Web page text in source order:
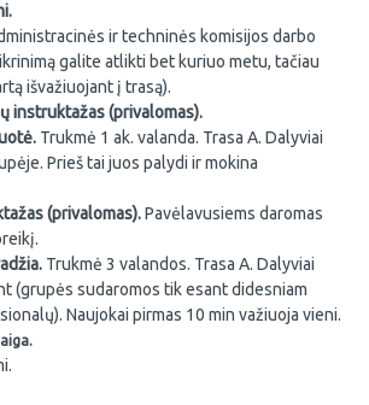
ir techninės komisijos darbo
galite atlikti bet kuriuo metu, tačiau
išvažiuojant į trasą).
instruktažas (privalomas).
Trukmė 1 ak. valanda. Trasa A. Dalyviai
Prieš tai juos palydi ir mokina
(privalomas).Pavėlavusiems daromas
Trukmė 3 valandos. Trasa A. Dalyviai
(grupės sudaromos tik esant didesniam
Naujokai pirmas 10 min važiuoja vieni.